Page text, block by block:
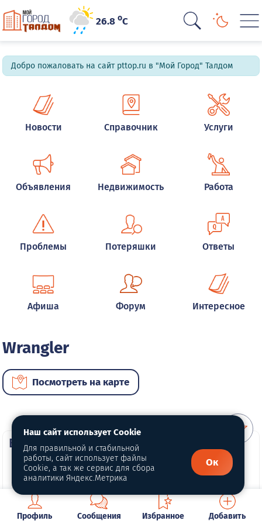
26.8oC
Добро пожаловать на сайт pttop.ru в "Мой Город" Талдом
Новости Справочник Услуги
Объявления Недвижимость Работа
Проблемы Потеряшки Ответы
Афиша Форум Интересное
Wrangler
Посмотреть на карте
ВИП автомобили
Профиль Сообщения Избранное Добавить
Наш сайт использует Cookie
Для правильной и стабильной
работы, сайт использует файлы
Cookie, а так же сервис для сбора
аналитики Яндекс.Метрика
Ок